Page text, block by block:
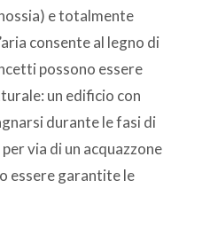
e totalmente
consente al legno di
possono essere
un edificio con
durante le fasi di
via di un acquazzone
essere garantite le